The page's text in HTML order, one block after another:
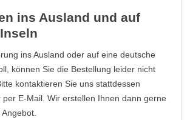
ins Ausland und auf
ins Ausland oder auf eine deutsche
können Sie die Bestellung leider nicht
kontaktieren Sie uns stattdessen
E-Mail. Wir erstellen Ihnen dann gerne